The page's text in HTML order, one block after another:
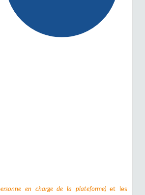
en charge de la plateforme)et les